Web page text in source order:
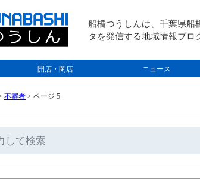
船橋つうしんは、千葉県船
タを発信する地域情報ブロ
開店・閉店 ニュース
不審者 > ページ 5